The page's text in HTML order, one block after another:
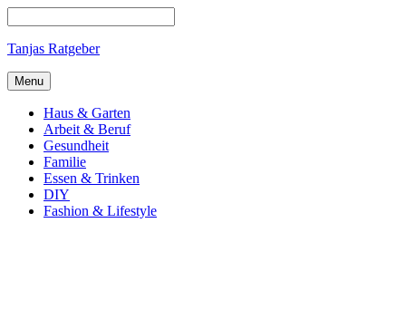
Tanjas Ratgeber
Menu
Haus & Garten
Arbeit & Beruf
Gesundheit
Familie
Essen & Trinken
DIY
Fashion & Lifestyle